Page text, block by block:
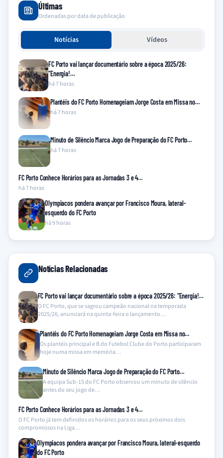
Últimas
Ordenadas por data de publicação
Notícias Vídeos
FC Porto vai lançar documentário sobre a época 2025/26:
“Energia!…
há 7 horas
Plantéis do FC Porto Homenageiam Jorge Costa em Missa no…
há 7 horas
Minuto de Silêncio Marca Jogo de Preparação do FC Porto…
há 7 horas
FC Porto Conhece Horários para as Jornadas 3 e 4…
há 7 horas
Olympiacos pondera avançar por Francisco Moura, lateral-
esquerdo do FC Porto
há 9 horas
Notícias Relacionadas
FC Porto vai lançar documentário sobre a época 2025/26: “Energia!…
O FC Porto, que se sagrou campeão nacional na temporada
2025/26, anunciará na quinta-feira o lançamento…
Plantéis do FC Porto Homenageiam Jorge Costa em Missa no…
Os plantéis principal e B do Futebol Clube do Porto participaram
hoje numa missa em memória…
Minuto de Silêncio Marca Jogo de Preparação do FC Porto…
A equipa Sub-15 do FC Porto observou um minuto de silêncio
antes do seu jogo de…
FC Porto Conhece Horários para as Jornadas 3 e 4…
O FC Porto já tem definidos os horários para os seus próximos dois
compromissos na Liga…
Olympiacos pondera avançar por Francisco Moura, lateral-esquerdo
do FC Porto